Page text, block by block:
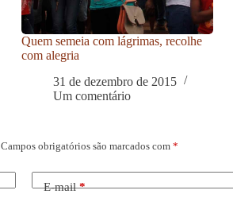
Quem semeia com lágrimas, recolhe
com alegria
31 de dezembro de 2015
Um comentário
Campos obrigatórios são marcados com *
E-mail*